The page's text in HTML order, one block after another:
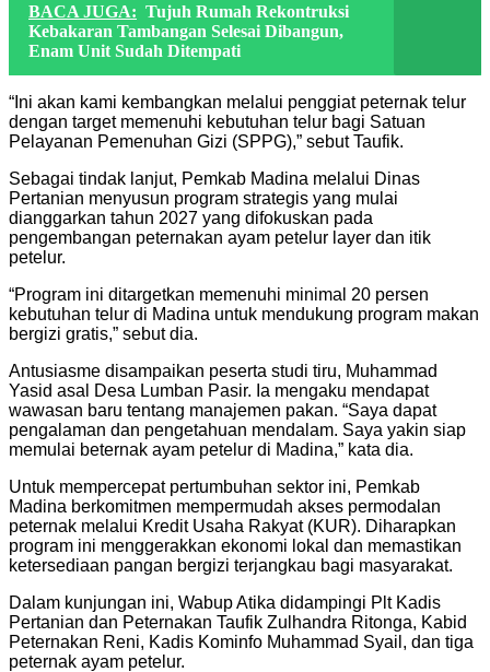
BACA JUGA: Tujuh Rumah Rekontruksi
Kebakaran Tambangan Selesai Dibangun,
Enam Unit Sudah Ditempati
“Ini akan kami kembangkan melalui penggiat peternak telur
dengan target memenuhi kebutuhan telur bagi Satuan
Pelayanan Pemenuhan Gizi (SPPG),” sebut Taufik.
Sebagai tindak lanjut, Pemkab Madina melalui Dinas
Pertanian menyusun program strategis yang mulai
dianggarkan tahun 2027 yang difokuskan pada
pengembangan peternakan ayam petelur layer dan itik
petelur.
“Program ini ditargetkan memenuhi minimal 20 persen
kebutuhan telur di Madina untuk mendukung program makan
bergizi gratis,” sebut dia.
Antusiasme disampaikan peserta studi tiru, Muhammad
Yasid asal Desa Lumban Pasir. Ia mengaku mendapat
wawasan baru tentang manajemen pakan. “Saya dapat
pengalaman dan pengetahuan mendalam. Saya yakin siap
memulai beternak ayam petelur di Madina,” kata dia.
Untuk mempercepat pertumbuhan sektor ini, Pemkab
Madina berkomitmen mempermudah akses permodalan
peternak melalui Kredit Usaha Rakyat (KUR). Diharapkan
program ini menggerakkan ekonomi lokal dan memastikan
ketersediaan pangan bergizi terjangkau bagi masyarakat.
Dalam kunjungan ini, Wabup Atika didampingi Plt Kadis
Pertanian dan Peternakan Taufik Zulhandra Ritonga, Kabid
Peternakan Reni, Kadis Kominfo Muhammad Syail, dan tiga
peternak ayam petelur.